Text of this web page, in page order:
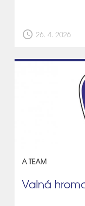
schedule 26. 4. 2026
A TEAM
Valná